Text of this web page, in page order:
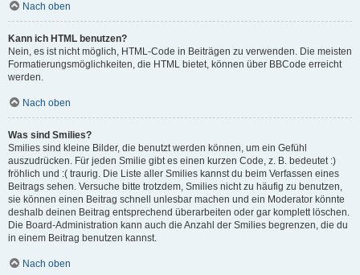
Nach oben
Kann ich HTML benutzen?
Nein, es ist nicht möglich, HTML-Code in Beiträgen zu verwenden. Die meisten
Formatierungsmöglichkeiten, die HTML bietet, können über BBCode erreicht
werden.
Nach oben
Was sind Smilies?
Smilies sind kleine Bilder, die benutzt werden können, um ein Gefühl
auszudrücken. Für jeden Smilie gibt es einen kurzen Code, z. B. bedeutet :)
fröhlich und :( traurig. Die Liste aller Smilies kannst du beim Verfassen eines
Beitrags sehen. Versuche bitte trotzdem, Smilies nicht zu häufig zu benutzen,
sie können einen Beitrag schnell unlesbar machen und ein Moderator könnte
deshalb deinen Beitrag entsprechend überarbeiten oder gar komplett löschen.
Die Board-Administration kann auch die Anzahl der Smilies begrenzen, die du
in einem Beitrag benutzen kannst.
Nach oben